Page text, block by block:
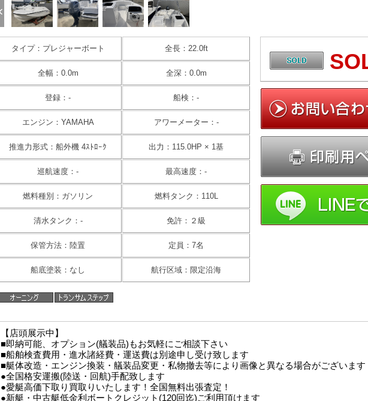
タイプ：プレジャーボート 全長：22.0ft
全幅：0.0m 全深：0.0m
登録：- 船検：-
エンジン：YAMAHA アワーメーター：-
推進力形式：船外機 4ｽﾄﾛｰｸ 出力：115.0HP × 1基
巡航速度：- 最高速度：-
燃料種別：ガソリン 燃料タンク：110L
清水タンク：- 免許：２級
保管方法：陸置 定員：7名
船底塗装：なし 航行区域：限定沿海
【店頭展示中】
■即納可能、オプション(艤装品)もお気軽にご相談下さい
■船舶検査費用・進水諸経費・運送費は別途申し受け致します
■艇体改造・エンジン換装・艤装品変更・私物撤去等により画像と異なる場合がございます
●全国格安運搬(陸送・回航)手配致します
●愛艇高価下取り買取りいたします！全国無料出張査定！
●新艇・中古艇低金利ボートクレジット(120回迄)ご利用頂けます